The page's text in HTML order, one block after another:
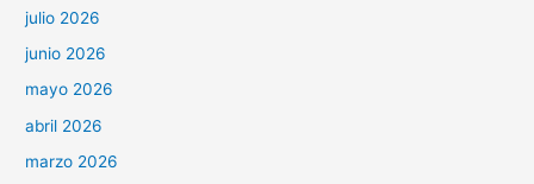
julio 2026
junio 2026
mayo 2026
abril 2026
marzo 2026